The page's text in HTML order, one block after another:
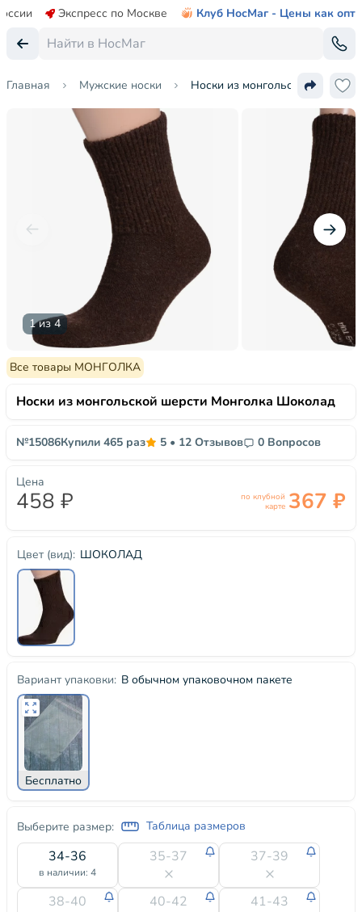
Экспресс по Москве Клуб НосМаг - Цены как опт
Главная Мужские носки Носки из монгольской шерсти
1 из 4
Все товары МОНГОЛКА
Носки из монгольской шерсти Монголка Шоколад
№15086Купили 465 раз 5 • 12 Отзывов 0 Вопросов
Цвет (вид): ШОКОЛАД
Вариант упаковки: В обычном упаковочном пакете
Бесплатно
Выберите размер: Таблица размеров
34-36
в наличии: 4
35-37 37-39
38-40 40-42 41-43
Цена
458 ₽
по клубной
карте 367 ₽